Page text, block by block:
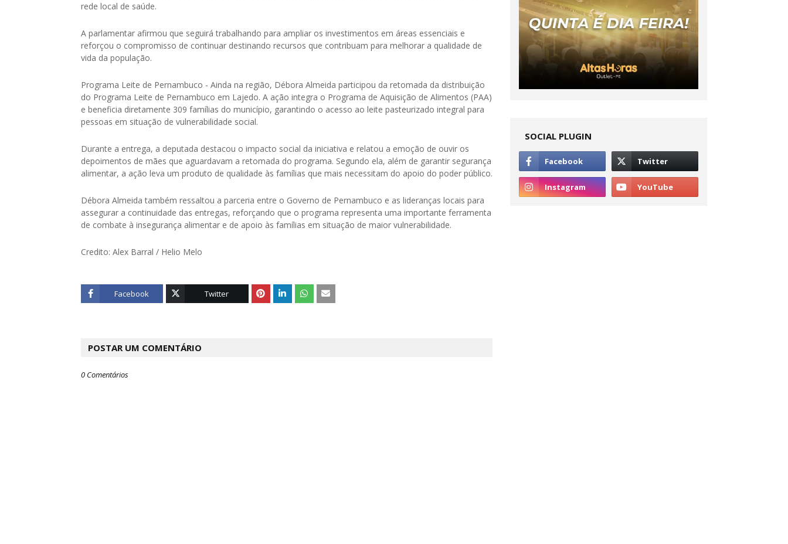
rede local de saúde.
A parlamentar afirmou que seguirá trabalhando para ampliar os investimentos em áreas essenciais e
reforçou o compromisso de continuar destinando recursos que contribuam para melhorar a qualidade de
vida da população.
Programa Leite de Pernambuco - Ainda na região, Débora Almeida participou da retomada da distribuição
do Programa Leite de Pernambuco em Lajedo. A ação integra o Programa de Aquisição de Alimentos (PAA)
e beneficia diretamente 309 famílias do município, garantindo o acesso ao leite pasteurizado integral para
pessoas em situação de vulnerabilidade social.
Durante a entrega, a deputada destacou o impacto social da iniciativa e relatou a emoção de ouvir os
depoimentos de mães que aguardavam a retomada do programa. Segundo ela, além de garantir segurança
alimentar, a ação leva um produto de qualidade às famílias que mais necessitam do apoio do poder público.
Débora Almeida também ressaltou a parceria entre o Governo de Pernambuco e as lideranças locais para
assegurar a continuidade das entregas, reforçando que o programa representa uma importante ferramenta
de combate à insegurança alimentar e de apoio às famílias em situação de maior vulnerabilidade.
Credito: Alex Barral / Helio Melo
Facebook Twitter
POSTAR UM COMENTÁRIO
0 Comentários
SOCIAL PLUGIN